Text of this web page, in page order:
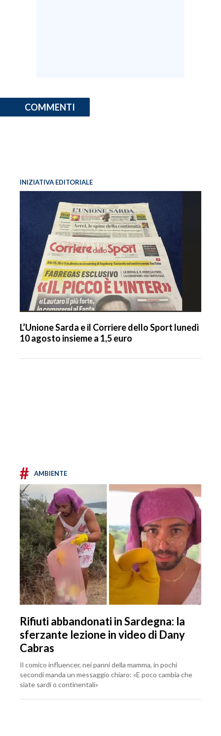
COMMENTI
INIZIATIVA EDITORIALE
L’Unione Sarda e il Corriere dello Sport lunedì
10 agosto insieme a 1,5 euro
# AMBIENTE
Rifiuti abbandonati in Sardegna: la
sferzante lezione in video di Dany
Cabras
Il comico influencer, nei panni della mamma, in pochi
secondi manda un messaggio chiaro: «E poco cambia che
siate sardi o continentali»